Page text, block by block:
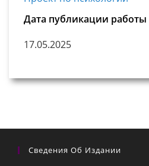
Дата публикации работы
17.05.2025
Сведения Об Издании